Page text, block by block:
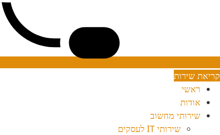
קריאת שירות
ראשי
אודות
שירותי מחשוב
שירותי IT לעסקים